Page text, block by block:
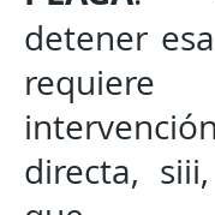
detener
directa,